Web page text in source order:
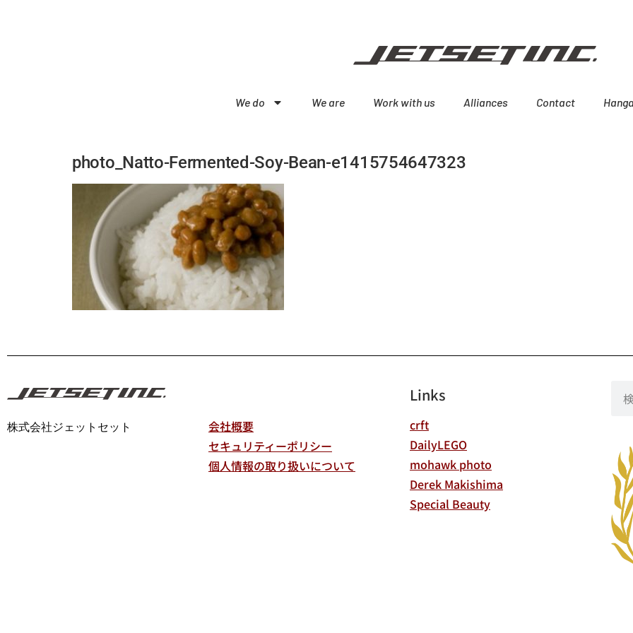
We do We are Work with us Alliances Contact
photo_Natto-Fermented-Soy-Bean-e1415754647323
株式会社ジェットセット
会社概要
セキュリティーポリシー
個人情報の取り扱いについて
Links
crft
DailyLEGO
mohawk photo
Derek Makishima
Special Beauty